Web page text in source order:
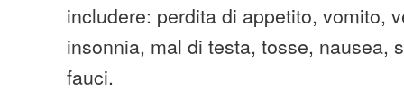
includere: perdita di appetito, vomito,
insonnia, mal di testa, tosse, nausea,
fauci.